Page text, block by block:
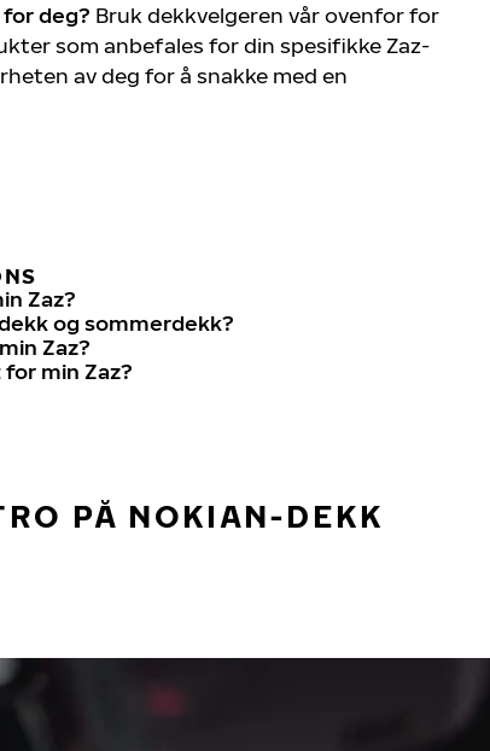
deg? Bruk dekkvelgeren vår ovenfor for
som anbefales for din spesifikke Zaz-
av deg for å snakke med en
Zaz?
og sommerdekk?
Zaz?
min Zaz?
PÅ NOKIAN-DEKK